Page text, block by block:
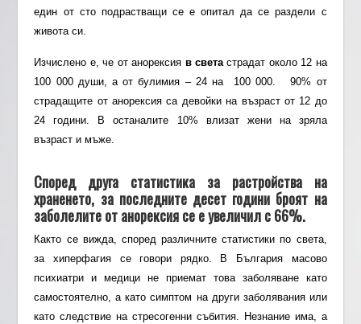
един от сто подрастващи се е опитал да се раздели с
живота си.
Изчислено е, че от анорексия в светастрадат около 12 на
100 000 души, а от булимия – 24 на 100 000. 90% от
страдащите от анорексия са девойки на възраст от 12 до
24 години. В останалите 10% влизат жени на зряла
възраст и мъже.
Според друга статистика за растройства на
храненето, запоследните десет години броят на
заболелите от анорексия се е увеличил с 66%.
Както се вижда, според различните статистики по света,
за хиперфагия се говори рядко. В България масово
психиатри и медици не приемат това заболяване като
самостоятелно, а като симптом на други заболявания или
като следствие на стресогенни събития. Незнание има, а